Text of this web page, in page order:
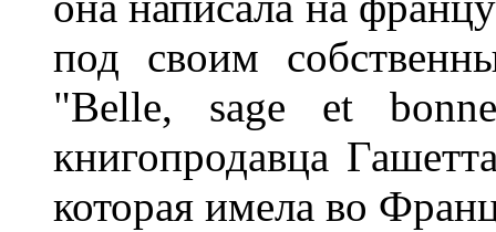
под своим
"Belle, sage et
книгопродавца
которая имела во